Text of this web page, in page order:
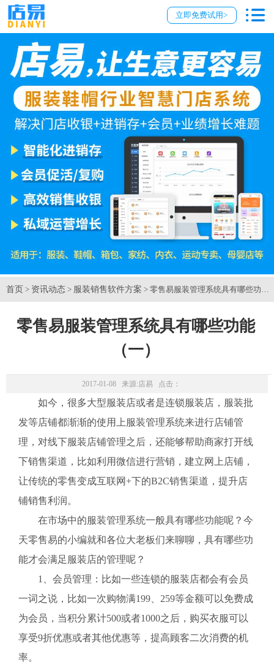
立即免费试用>
首页 > 资讯动态 > 服装销售软件方案 > 零售易服装管理系统具有哪些功能
零售易服装管理系统具有哪些功能
（一）
2017-01-08 来源:店易 点击：
如今，很多大型服装店或者是连锁服装店，服装批
发等店铺都渐渐的使用上服装管理系统来进行店铺管
理，对线下服装店铺管理之后，还能够帮助商家打开线
下销售渠道，比如利用微信进行营销，建立网上店铺，
让传统的零售变成互联网+下的B2C销售渠道，提升店
铺销售利润。
在市场中的服装管理系统一般具有哪些功能呢？今
天零售易的小编就和各位大老板们来聊聊，具有哪些功
能才会满足服装店的管理呢？
1、会员管理：比如一些连锁的服装店都会有会员
一词之说，比如一次购物满199、259等金额可以免费成
为会员，当积分累计500或者1000之后，购买衣服可以
享受9折优惠或者其他优惠等，提高顾客二次消费的机
率。